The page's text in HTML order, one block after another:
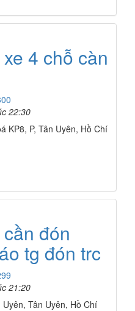
4 chỗ càn
22:30
KP8, P, Tân Uyên, Hồ Chí
đón
tg đón trc
21:20
Tân Uyên, Hồ Chí